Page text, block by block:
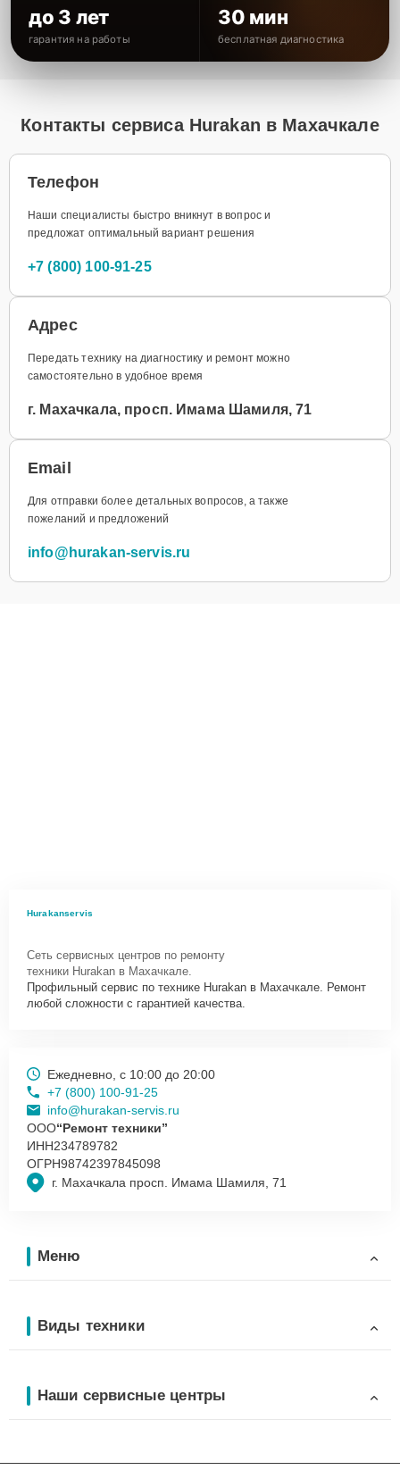
до 3 лет
гарантия на работы
30 мин
бесплатная диагностика
Контакты сервиса Hurakan в Махачкале
Телефон
Наши специалисты быстро вникнут в вопрос и
предложат оптимальный вариант решения
+7 (800) 100-91-25
Адрес
Передать технику на диагностику и ремонт можно
самостоятельно в удобное время
г. Махачкала, просп. Имама Шамиля, 71
Email
Для отправки более детальных вопросов, а также
пожеланий и предложений
info@hurakan-servis.ru
Hurakanservis
Сеть сервисных центров по ремонту
техники Hurakan в Махачкале.
Профильный сервис по технике Hurakan в Махачкале. Ремонт
любой сложности с гарантией качества.
г. Махачкала просп. Имама Шамиля, 71
Ежедневно, с 10:00 до 20:00
+7 (800) 100-91-25
info@hurakan-servis.ru
ООО“Ремонт техники”
ИНН234789782
ОГРН98742397845098
Меню
Виды техники
Наши сервисные центры